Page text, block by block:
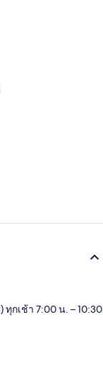
กเช้า 7:00 น. – 10:30